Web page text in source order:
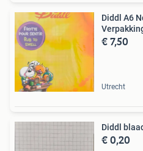
Diddl A6
€ 7,50
Utrecht
Diddl
€ 0,20